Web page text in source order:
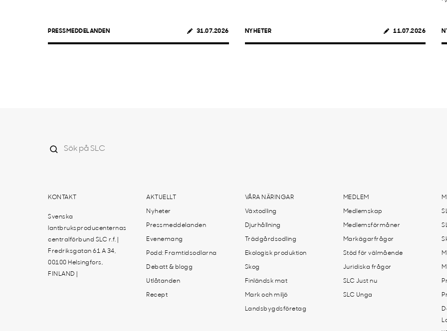
PRESSMEDDELANDEN 31.07.2026 NYHETER 11.07.2026
KONTAKT
Svenska
lantbruksproducenternas
centralförbund SLC r.f. |
Fredriksgatan 61 A 34,
00100 Helsingfors,
FINLAND |
AKTUELLT
Nyheter
Pressmeddelanden
Evenemang
Podd: Framtidsodlarna
Debatt & blogg
Utlåtanden
Recept
VÅRA NÄRINGAR
Växtodling
Djurhållning
Trädgårdsodling
Ekologisk produktion
Skog
Finländsk mat
Mark och miljö
Landsbygdsföretag
MEDLEM
Medlemskap
Medlemsförmåner
Markägarfrågor
Stöd för välmående
Juridiska frågor
SLC Just nu
SLC Unga